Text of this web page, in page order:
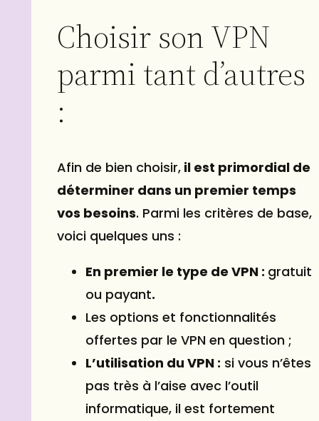
Choisir son VPN
parmi tant d’autres
:
Afin de bien choisir, il est primordial de
déterminer dans un premier temps
vos besoins. Parmi les critères de base,
voici quelques uns :
En premier le type de VPN : gratuit
ou payant.
Les options et fonctionnalités
offertes par le VPN en question ;
L’utilisation du VPN : si vous n’êtes
pas très à l’aise avec l’outil
informatique, il est fortement